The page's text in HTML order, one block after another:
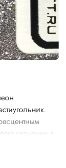
свечение в